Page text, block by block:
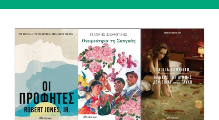
View
Larger
Image